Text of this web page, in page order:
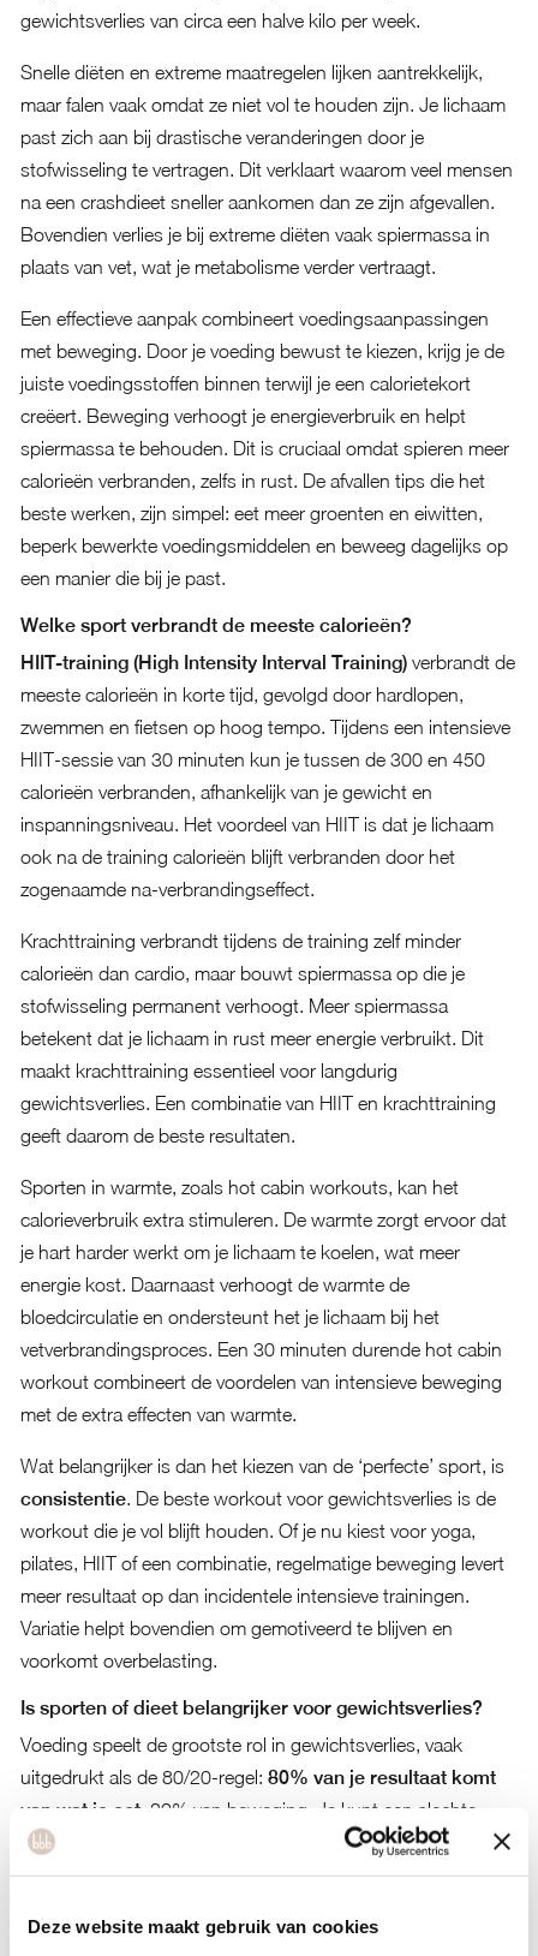
Deze website maakt gebruik van cookies
gewichtsverlies van circa een halve kilo per week.
Snelle diëten en extreme maatregelen lijken aantrekkelijk,
maar falen vaak omdat ze niet vol te houden zijn. Je lichaam
past zich aan bij drastische veranderingen door je
stofwisseling te vertragen. Dit verklaart waarom veel mensen
na een crashdieet sneller aankomen dan ze zijn afgevallen.
Bovendien verlies je bij extreme diëten vaak spiermassa in
plaats van vet, wat je metabolisme verder vertraagt.
Een effectieve aanpak combineert voedingsaanpassingen
met beweging. Door je voeding bewust te kiezen, krijg je de
juiste voedingsstoffen binnen terwijl je een calorietekort
creëert. Beweging verhoogt je energieverbruik en helpt
spiermassa te behouden. Dit is cruciaal omdat spieren meer
calorieën verbranden, zelfs in rust. De afvallen tips die het
beste werken, zijn simpel: eet meer groenten en eiwitten,
beperk bewerkte voedingsmiddelen en beweeg dagelijks op
een manier die bij je past.
Welke sport verbrandt de meeste calorieën?
HIIT-training (High Intensity Interval Training)verbrandt de
meeste calorieën in korte tijd, gevolgd door hardlopen,
zwemmen en fietsen op hoog tempo. Tijdens een intensieve
HIIT-sessie van 30 minuten kun je tussen de 300 en 450
calorieën verbranden, afhankelijk van je gewicht en
inspanningsniveau. Het voordeel van HIIT is dat je lichaam
ook na de training calorieën blijft verbranden door het
zogenaamde na-verbrandingseffect.
Krachttraining verbrandt tijdens de training zelf minder
calorieën dan cardio, maar bouwt spiermassa op die je
stofwisseling permanent verhoogt. Meer spiermassa
betekent dat je lichaam in rust meer energie verbruikt. Dit
maakt krachttraining essentieel voor langdurig
gewichtsverlies. Een combinatie van HIIT en krachttraining
geeft daarom de beste resultaten.
Sporten in warmte, zoals hot cabin workouts, kan het
calorieverbruik extra stimuleren. De warmte zorgt ervoor dat
je hart harder werkt om je lichaam te koelen, wat meer
energie kost. Daarnaast verhoogt de warmte de
bloedcirculatie en ondersteunt het je lichaam bij het
vetverbrandingsproces. Een 30 minuten durende hot cabin
workout combineert de voordelen van intensieve beweging
met de extra effecten van warmte.
Wat belangrijker is dan het kiezen van de ‘perfecte’ sport, is
consistentie. De beste workout voor gewichtsverlies is de
workout die je vol blijft houden. Of je nu kiest voor yoga,
pilates, HIIT of een combinatie, regelmatige beweging levert
meer resultaat op dan incidentele intensieve trainingen.
Variatie helpt bovendien om gemotiveerd te blijven en
voorkomt overbelasting.
Is sporten of dieet belangrijker voor gewichtsverlies?
Voeding speelt de grootste rol in gewichtsverlies, vaak
uitgedrukt als de 80/20-regel: 80% van je resultaat komt
van wat je eet, 20% van beweging. Je kunt een slechte
voeding niet wegtrainen omdat het veel makkelijker is om
calorieën binnen te krijgen dan te verbranden. Een stuk taart
uur intensief bewegen om te verbranden.